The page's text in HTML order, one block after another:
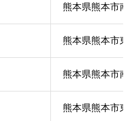
熊本県熊本市南
熊本県熊本市東
熊本県熊本市南
熊本県熊本市東